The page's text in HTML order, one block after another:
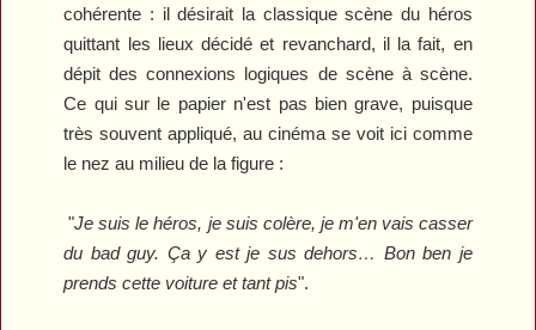
cohérente : il désirait la classique scène du héros
quittant les lieux décidé et revanchard, il la fait, en
dépit des connexions logiques de scène à scène.
Ce qui sur le papier n'est pas bien grave, puisque
très souvent appliqué, au cinéma se voit ici comme
le nez au milieu de la figure :
"Je suis le héros, je suis colère, je m'en vais casser
du bad guy. Ça y est je sus dehors… Bon ben je
prends cette voiture et tant pis".